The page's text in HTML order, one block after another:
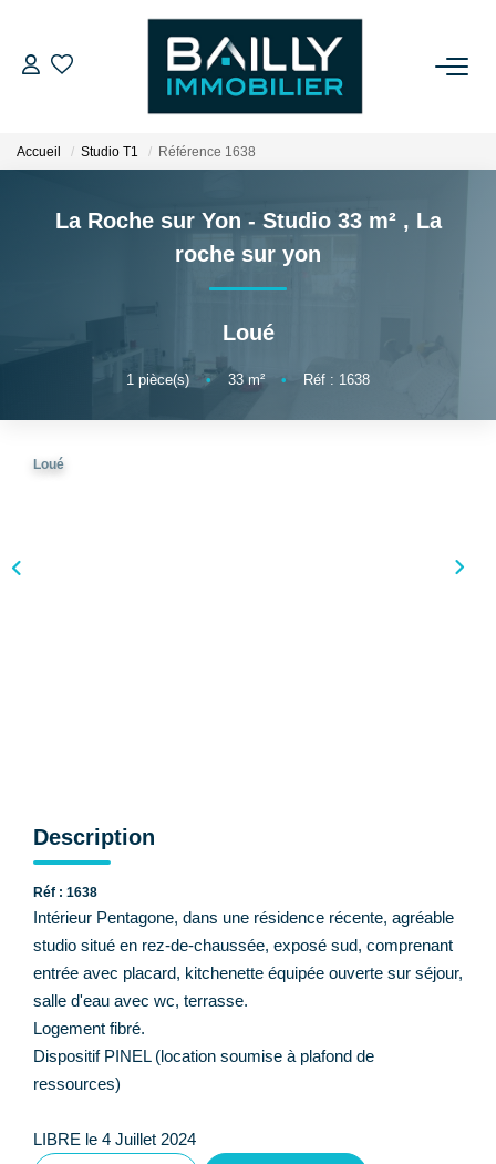
ACHETER
VENDRE
Qui Sommes Nous
Accueil Studio T1 Référence 1638
La Roche sur Yon - Studio 33 m² , La
roche sur yon
Loué
1 pièce(s) • 33m² • Réf : 1638
Loué
Description
Réf : 1638
Intérieur Pentagone, dans une résidence récente, agréable
studio situé en rez-de-chaussée, exposé sud, comprenant
entrée avec placard, kitchenette équipée ouverte sur séjour,
salle d'eau avec wc, terrasse.
Logement fibré.
Dispositif PINEL (location soumise à plafond de
ressources)
LIBRE le 4 Juillet 2024